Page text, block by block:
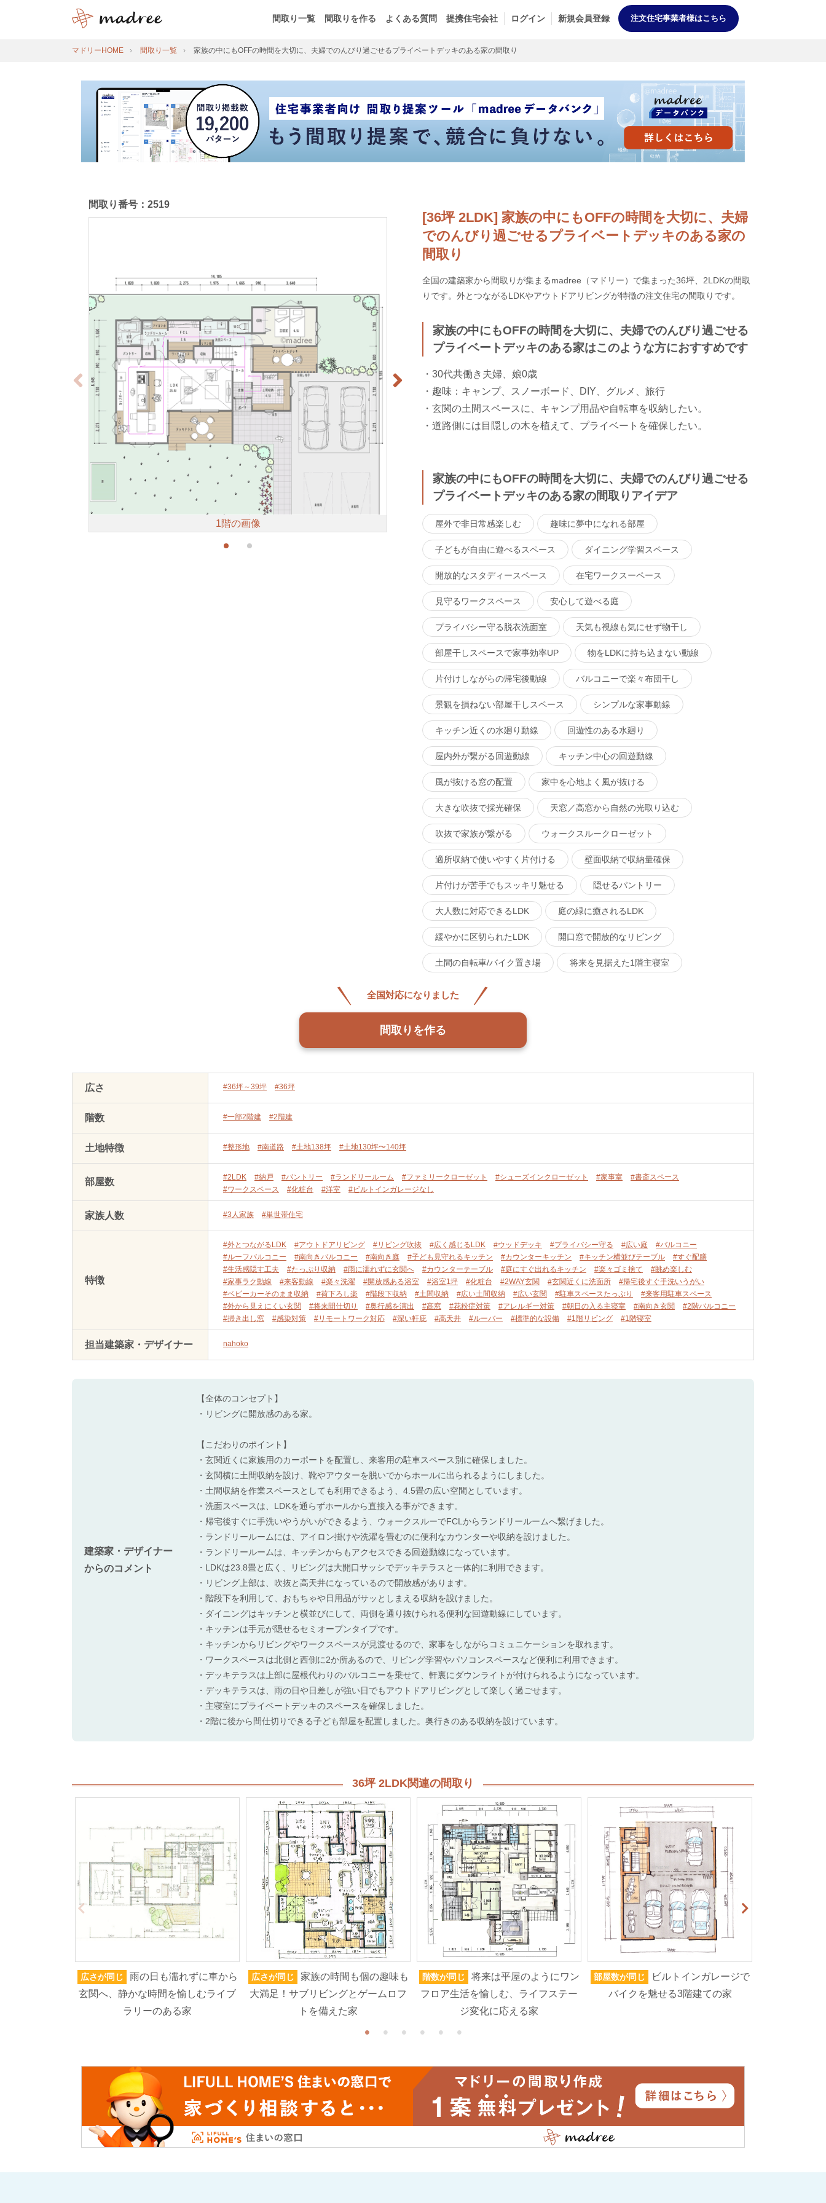
間取り一覧 間取りを作る よくある質問 提携住宅会社 ログイン 新規会員登録 注文住宅事業者様はこちら
マドリーHOME 間取り一覧 家族の中にもOFFの時間を大切に、夫婦でのんびり過ごせるプライベートデッキのある家の間取り
[36坪 2LDK] 家族の中にもOFFの時間を大切に、夫婦
でのんびり過ごせるプライベートデッキのある家の
間取り
全国の建築家から間取りが集まるmadree（マドリー）で集まった36坪、2LDKの間取
りです。外とつながるLDKやアウトドアリビングが特徴の注文住宅の間取りです。
家族の中にもOFFの時間を大切に、夫婦でのんびり過ごせる
プライベートデッキのある家はこのような方におすすめです
・30代共働き夫婦、娘0歳
・趣味：キャンプ、スノーボード、DIY、グルメ、旅行
・玄関の土間スペースに、キャンプ用品や自転車を収納したい。
・道路側には目隠しの木を植えて、プライベートを確保したい。
家族の中にもOFFの時間を大切に、夫婦でのんびり過ごせる
プライベートデッキのある家の間取りアイデア
屋外で非日常感楽しむ 趣味に夢中になれる部屋
子どもが自由に遊べるスペース ダイニング学習スペース
開放的なスタディースペース 在宅ワークスーペース
見守るワークスペース 安心して遊べる庭
プライバシー守る脱衣洗面室 天気も視線も気にせず物干し
部屋干しスペースで家事効率UP 物をLDKに持ち込まない動線
片付けしながらの帰宅後動線 バルコニーで楽々布団干し
景観を損ねない部屋干しスペース シンプルな家事動線
キッチン近くの水廻り動線 回遊性のある水廻り
屋内外が繋がる回遊動線 キッチン中心の回遊動線
風が抜ける窓の配置 家中を心地よく風が抜ける
大きな吹抜で採光確保 天窓／高窓から自然の光取り込む
吹抜で家族が繋がる ウォークスルークローゼット
適所収納で使いやすく片付ける 壁面収納で収納量確保
片付けが苦手でもスッキリ魅せる 隠せるパントリー
大人数に対応できるLDK 庭の緑に癒されるLDK
緩やかに区切られたLDK 開口窓で開放的なリビング
土間の自転車/バイク置き場 将来を見据えた1階主寝室
間取り番号：2519
1階の画像
全国対応になりました
間取りを作る
広さ #36坪～39坪 #36坪
階数 #一部2階建 #2階建
土地特徴 #整形地 #南道路 #土地138坪 #土地130坪〜140坪
部屋数 #2LDK #納戸 #パントリー #ランドリールーム #ファミリークローゼット #シューズインクローゼット #家事室
#書斎スペース
#ワークスペース
#化粧台 #洋室 #ビルトインガレージなし
家族人数 #3人家族 #単世帯住宅
特徴
#外とつながるLDK #アウトドアリビング #リビング吹抜 #広く感じるLDK #ウッドデッキ #プライバシー守る #広い庭
#バルコニー
#ルーフバルコニー
#南向きバルコニー #南向き庭 #子ども見守れるキッチン #カウンターキッチン #キッチン横並びテーブル
#すぐ配膳
#生活感隠す工夫
#たっぷり収納 #雨に濡れずに玄関へ #カウンターテーブル #庭にすぐ出れるキッチン #楽々ゴミ捨て
#眺め楽しむ
#家事ラク動線
#来客動線 #楽々洗濯 #開放感ある浴室 #浴室1坪 #化粧台 #2WAY玄関 #玄関近くに洗面所
#帰宅後すぐ手洗いうがい
#ベビーカーそのまま収納
#荷下ろし楽 #階段下収納 #土間収納 #広い土間収納 #広い玄関 #駐車スペースたっぷり
#来客用駐車スペース
#外から見えにくい玄関
#将来間仕切り #奥行感を演出 #高窓 #花粉症対策 #アレルギー対策 #朝日の入る主寝室 #南向き玄関
#2階バルコニー
#掃き出し窓
#感染対策 #リモートワーク対応 #深い軒庇 #高天井 #ルーバー #標準的な設備 #1階リビング #1階寝室
担当建築家・デザイナー nahoko
建築家・デザイナー
からのコメント
【全体のコンセプト】
・リビングに開放感のある家。
【こだわりのポイント】
・玄関近くに家族用のカーポートを配置し、来客用の駐車スペース別に確保しました。
・玄関横に土間収納を設け、靴やアウターを脱いでからホールに出られるようにしました。
・土間収納を作業スペースとしても利用できるよう、4.5畳の広い空間としています。
・洗面スペースは、LDKを通らずホールから直接入る事ができます。
・帰宅後すぐに手洗いやうがいができるよう、ウォークスルーでFCLからランドリールームへ繋げました。
・ランドリールームには、アイロン掛けや洗濯を畳むのに便利なカウンターや収納を設けました。
・ランドリールームは、キッチンからもアクセスできる回遊動線になっています。
・LDKは23.8畳と広く、リビングは大開口サッシでデッキテラスと一体的に利用できます。
・リビング上部は、吹抜と高天井になっているので開放感があります。
・階段下を利用して、おもちゃや日用品がサッとしまえる収納を設けました。
・ダイニングはキッチンと横並びにして、両側を通り抜けられる便利な回遊動線にしています。
・キッチンは手元が隠せるセミオープンタイプです。
・キッチンからリビングやワークスペースが見渡せるので、家事をしながらコミュニケーションを取れます。
・ワークスペースは北側と西側に2か所あるので、リビング学習やパソコンスペースなど便利に利用できます。
・デッキテラスは上部に屋根代わりのバルコニーを乗せて、軒裏にダウンライトが付けられるようになっています。
・デッキテラスは、雨の日や日差しが強い日でもアウトドアリビングとして楽しく過ごせます。
・主寝室にプライベートデッキのスペースを確保しました。
・2階に後から間仕切りできる子ども部屋を配置しました。奥行きのある収納を設けています。
36坪 2LDK関連の間取り
広さが同じ
雨の日も濡れずに車から
玄関へ、静かな時間を愉しむライブ
ラリーのある家
広さが同じ
家族の時間も個の趣味も
大満足！サブリビングとゲームロフ
トを備えた家
階数が同じ
将来は平屋のようにワン
フロア生活を愉しむ、ライフステー
ジ変化に応える家
部屋数が同じ
ビルトインガレージで
バイクを魅せる3階建ての家